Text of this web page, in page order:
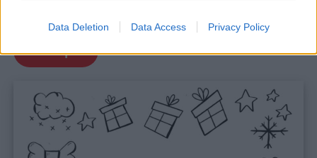
Data Deletion Data Access Privacy Policy
Stampa